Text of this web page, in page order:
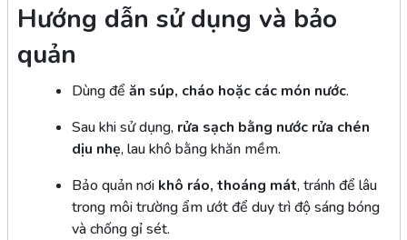
Hướng dẫn sử dụng và bảo
quản
Dùng để ăn súp, cháo hoặc các món nước.
Sau khi sử dụng, rửa sạch bằng nước rửa chén
dịu nhẹ, lau khô bằng khăn mềm.
Bảo quản nơi khô ráo, thoáng mát, tránh để lâu
trong môi trường ẩm ướt để duy trì độ sáng bóng
và chống gỉ sét.